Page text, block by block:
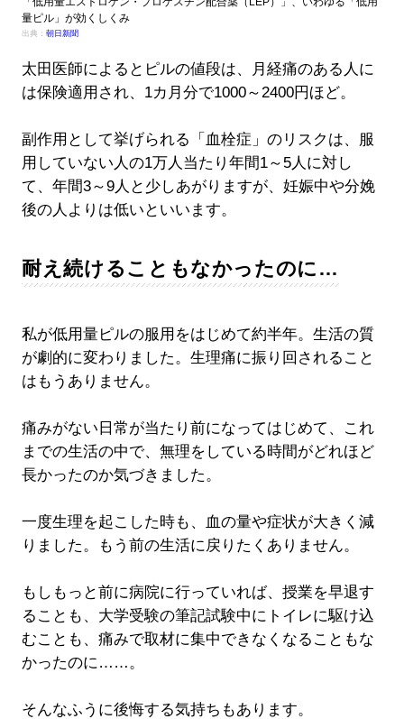
量ピル」が効くしくみ
出典： 朝日新聞
太田医師によるとピルの値段は、月経痛のある人に
は保険適用され、1カ月分で1000～2400円ほど。
副作用として挙げられる「血栓症」のリスクは、服
用していない人の1万人当たり年間1～5人に対し
て、年間3～9人と少しあがりますが、妊娠中や分娩
後の人よりは低いといいます。
耐え続けることもなかったのに…
私が低用量ピルの服用をはじめて約半年。生活の質
が劇的に変わりました。生理痛に振り回されること
はもうありません。
痛みがない日常が当たり前になってはじめて、これ
までの生活の中で、無理をしている時間がどれほど
長かったのか気づきました。
一度生理を起こした時も、血の量や症状が大きく減
りました。もう前の生活に戻りたくありません。
もしもっと前に病院に行っていれば、授業を早退す
ることも、大学受験の筆記試験中にトイレに駆け込
むことも、痛みで取材に集中できなくなることもな
かったのに……。
そんなふうに後悔する気持ちもあります。